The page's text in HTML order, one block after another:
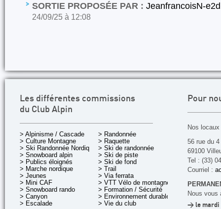
SORTIE PROPOSÉE PAR : JeanfrancoisN-
24/09/25 à 12:08
Les différentes commissions
du Club Alpin
> Alpinisme / Cascade
> Culture Montagne
> Ski Randonnée Nordique
> Snowboard alpin
> Publics éloignés
> Marche nordique
> Jeunes
> Mini CAF
> Snowboard rando
> Canyon
> Escalade
> Randonnée
> Raquette
> Ski de randonnée
> Ski de piste
> Ski de fond
> Trail
> Via ferrata
> VTT Vélo de montagne
> Formation / Sécurité
> Environnement durable
> Vie du club
Pour
Nos
56 rue du
69100
Tel : (33)
Courriel :
Nous vous
> le mardi